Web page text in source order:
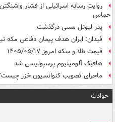
روایت رسانه اسرائیلی از فشار
حماس
پدر لیونل مسی درگذشت
فیدان: ایران هدف پیمان دفاعی مکه
قیمت طلا و سکه امروز ۱۴۰۵/۰۵/۱۷
هافبک آلومینیوم پرسپولیسی شد
ماجرای تصویب کنوانسیون خزر
حوادث